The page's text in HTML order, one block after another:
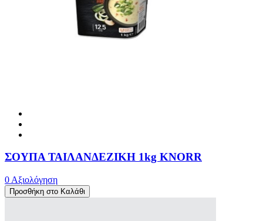
ΣΟΥΠΑ ΤΑΙΛΑΝΔΕΖΙΚΗ 1kg KNORR
0 Αξιολόγηση
Προσθήκη στο Καλάθι